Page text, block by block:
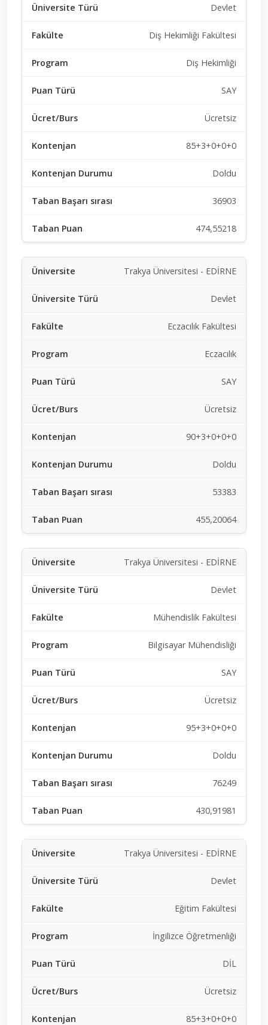
Devlet
Diş Hekimliği Fakültesi
Diş Hekimliği
SAY
Ücretsiz
85+3+0+0+0
Doldu
36903
474,55218
Trakya Üniversitesi - EDİRNE
Devlet
Eczacılık Fakültesi
Eczacılık
SAY
Ücretsiz
90+3+0+0+0
Doldu
53383
455,20064
Trakya Üniversitesi - EDİRNE
Devlet
Mühendislik Fakültesi
Bilgisayar Mühendisliği
SAY
Ücretsiz
95+3+0+0+0
Doldu
76249
430,91981
Trakya Üniversitesi - EDİRNE
Devlet
Eğitim Fakültesi
İngilizce Öğretmenliği
DİL
Ücretsiz
85+3+0+0+0